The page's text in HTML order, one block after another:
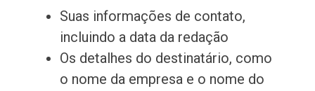
Suas informações de contato,
incluindo a data da redação
Os detalhes do destinatário, como
o nome da empresa e o nome do